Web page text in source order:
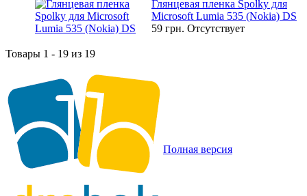
Глянцевая пленка Spolky для
Microsoft Lumia 535 (Nokia) DS
59 грн. Отсутствует
Товары 1 - 19 из 19
Полная версия